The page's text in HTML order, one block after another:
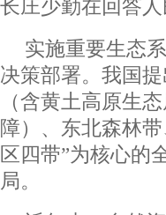
长庄少勤在回答人
实施重要生态
决策部署。我国
（含黄土高原生
障）、东北森林
区四带”为核心的
局。